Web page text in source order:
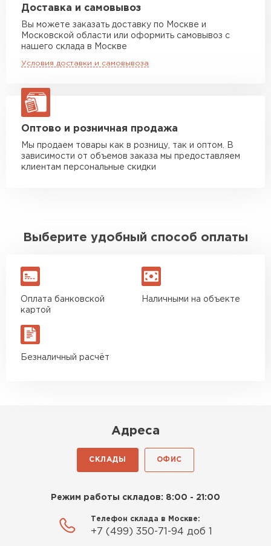
Машина до 20 тн до 80 м3
Манипулятор до 5 тн
макс. длина груза 6 м
от 7 000 руб
макс. длина груза 8 м
Манипулятор до 20 тн
макс. длина груза 13,5 м
ЗАКАЗАТЬ С ДОСТАВКОЙ
Доставка и самовывоз
Вы можете заказать доставку по Москве и
Московской области или оформить самовывоз с
нашего склада в Москве
Условия доставки и самовывоза
Оптово и розничная продажа
Мы продаем товары как в розницу, так и оптом. В
зависимости от объемов заказа мы предоставляем
клиентам персональные скидки
Выберите удобный способ оплаты
Оплата банковской
картой
Наличными на объекте
Безналичный расчёт
Адреса
СКЛАДЫ ОФИС
Режим работы складов: 8:00 - 21:00
Телефон склада в Москве:
+7 (499) 350-71-94 доб 1